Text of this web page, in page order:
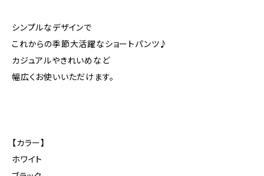
シンプルなデザインで
これからの季節大活躍なショートパンツ♪
カジュアルやきれいめなど
幅広くお使いいただけます。
【カラー】
ホワイト